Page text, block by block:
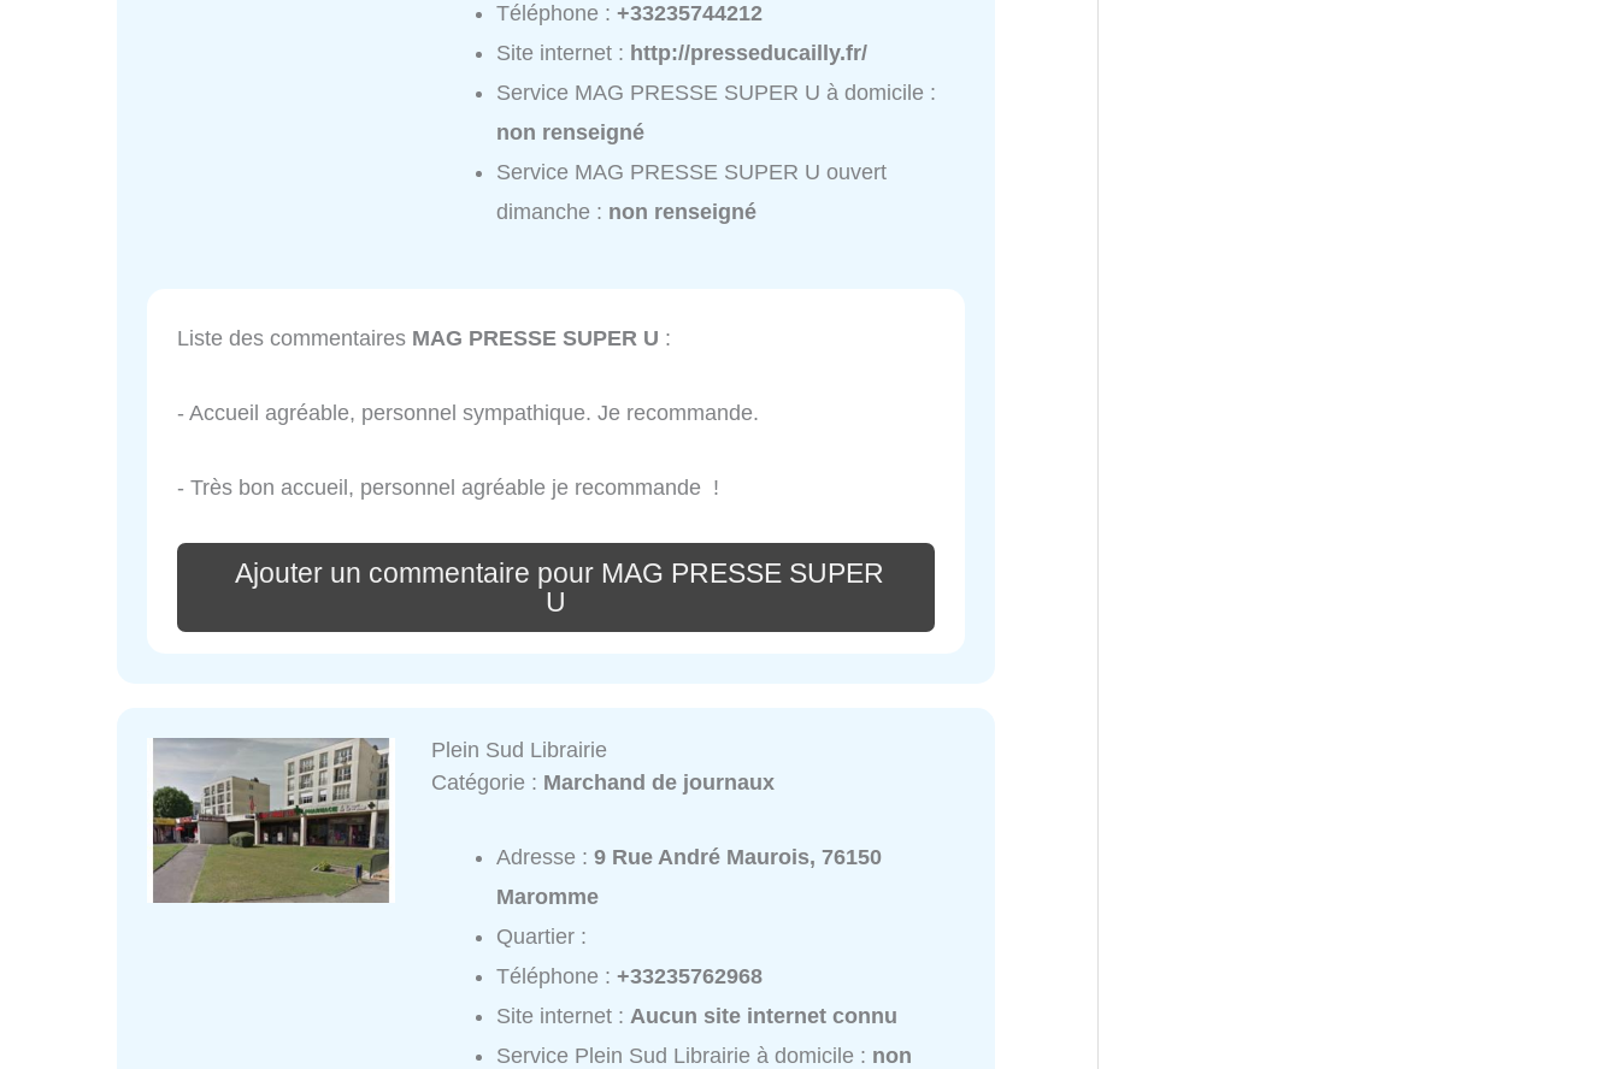
Téléphone :+33235744212
Site internet : http://presseducailly.fr/
Service MAG PRESSE SUPER U à domicile :
non renseigné
Service MAG PRESSE SUPER U ouvert
dimanche : non renseigné
Liste des commentaires MAG PRESSE SUPER U :
- Accueil agréable, personnel sympathique. Je recommande.
- Très bon accueil, personnel agréable je recommande !
Ajouter un commentaire pour MAG PRESSE SUPER
U
Plein Sud Librairie
Catégorie : Marchand de journaux
Adresse :9 Rue André Maurois, 76150
Maromme
Quartier :
Téléphone :+33235762968
Site internet : Aucun site internet connu
Service Plein Sud Librairie à domicile : non